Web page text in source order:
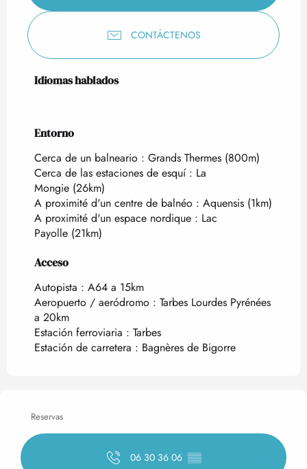
CONTÁCTENOS
Idiomas hablados
Idiomas hablados
Entorno
Entorno
Cerca de un balneario : Grands Thermes (800m)
Cerca de las estaciones de esquí : La
Mongie (26km)
A proximité d'un centre de balnéo : Aquensis (1km)
A proximité d'un espace nordique : Lac
Payolle (21km)
Acceso
Acceso
Autopista : A64 a 15km
Aeropuerto / aeródromo : Tarbes Lourdes Pyrénées
a 20km
Estación ferroviaria : Tarbes
Estación de carretera : Bagnères de Bigorre
Reservas
06 30 36 06 ▒▒